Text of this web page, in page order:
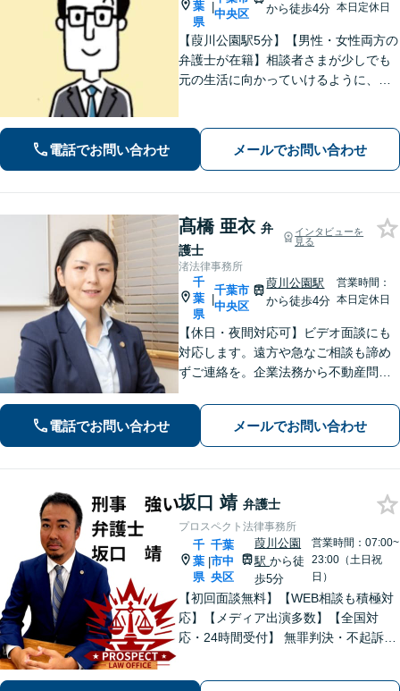
葉
県
|
中央区
から徒歩4分 本日定休日
【葭川公園駅5分】【男性・女性両方の
弁護士が在籍】相談者さまが少しでも
元の生活に向かっていけるように、最
で休日・夜間面談可】【完全個室】
電話でお問い合わせ メールでお問い合わせ
髙橋 亜衣 弁
護士
インタビューを
見る
渚法律事務所
千
葉
県
|
千葉市
中央区
葭川公園駅
から徒歩4分
営業時間：
本日定休日
【休日・夜間対応可】ビデオ面談にも
対応します。遠方や急なご相談も諦め
ずご連絡を。企業法務から不動産問
金・債務整理など、オールラウンドに
対応します。特に労働関係の実績は豊
富です。【京成電鉄「千葉中央駅」5
分】
電話でお問い合わせ メールでお問い合わせ
坂口 靖 弁護士
プロスペクト法律事務所
千
葉
県
|
千葉
市中
央区
葭川公園
駅から徒
歩5分
営業時間：07:00~
23:00（土日祝
日）
【初回面談無料】【WEB相談も積極対
応】【メディア出演多数】【全国対
応・24時間受付】 無罪判決・不起訴多